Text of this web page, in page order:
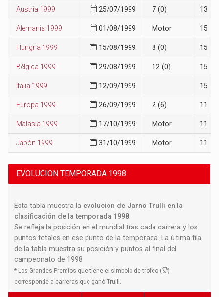
Austria 1999 25/07/1999 7 (0) 13
Alemania 1999 01/08/1999 Motor 15
Hungría 1999 15/08/1999 8 (0) 15
Bélgica 1999 29/08/1999 12 (0) 15
Italia 1999 12/09/1999 15
Europa 1999 26/09/1999 2 (6) 11
Malasia 1999 17/10/1999 Motor 11
Japón 1999 31/10/1999 Motor 11
EVOLUCION TEMPORADA 1998
Esta tabla muestra la evolución de Jarno Trulli en la
clasificación de la temporada 1998
Se refleja la posición en el mundial tras cada carrera y los
puntos totales en ese punto de la temporada. La última fila
de la tabla muestra su posición y puntos al final del
campeonato de 1998
* Los Grandes Premios que tiene el simbolo de trofeo (
)
corresponde a carreras que ganó Trulli.